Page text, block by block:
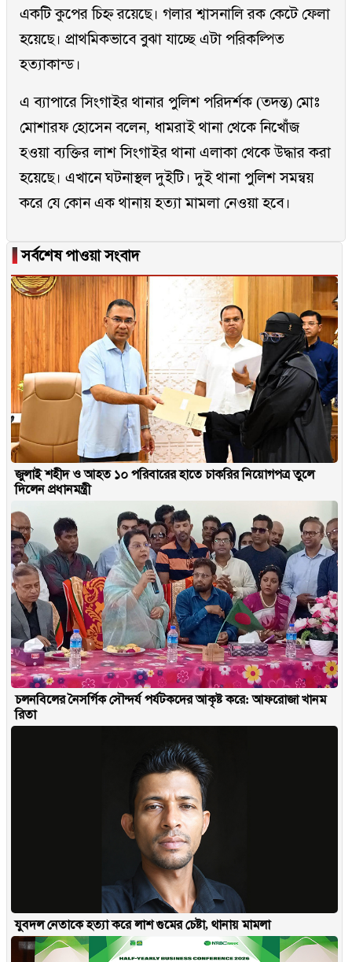
একটি কুপের চিহ্ন রয়েছে। গলার শ্বাসনালি রক কেটে ফেলা
হয়েছে। প্রাথমিকভাবে বুঝা যাচ্ছে এটা পরিকল্পিত
হত্যাকান্ড।
এ ব্যাপারে সিংগাইর থানার পুলিশ পরিদর্শক (তদন্ত) মোঃ
মোশারফ হোসেন বলেন, ধামরাই থানা থেকে নিখোঁজ
হওয়া ব্যক্তির লাশ সিংগাইর থানা এলাকা থেকে উদ্ধার করা
হয়েছে। এখানে ঘটনাস্থল দুইটি। দুই থানা পুলিশ সমন্বয়
করে যে কোন এক থানায় হত্যা মামলা নেওয়া হবে।
▐সর্বশেষ পাওয়া সংবাদ
জুলাই শহীদ ও আহত ১০ পরিবারের হাতে চাকরির নিয়োগপত্র তুলে
দিলেন প্রধানমন্ত্রী
চলনবিলের নৈসর্গিক সৌন্দর্য পর্যটকদের আকৃষ্ট করে: আফরোজা খানম
রিতা
যুবদল নেতাকে হত্যা করে লাশ গুমের চেষ্টা, থানায় মামলা